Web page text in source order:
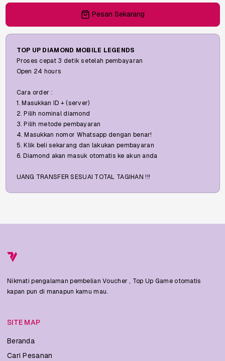
Pesan Sekarang
TOP UP DIAMOND MOBILE LEGENDS
Proses cepat 3 detik setelah pembayaran
Open 24 hours
Cara order :
1. Masukkan ID + (server)
2. Pilih nominal diamond
3. Pilih metode pembayaran
4. Masukkan nomor Whatsapp dengan benar!
5. Klik beli sekarang dan lakukan pembayaran
6. Diamond akan masuk otomatis ke akun anda
UANG TRANSFER SESUAI TOTAL TAGIHAN !!!
Nikmati pengalaman pembelian Voucher , Top Up Game otomatis
kapan pun di manapun kamu mau.
SITE MAP
Beranda
Cari Pesanan